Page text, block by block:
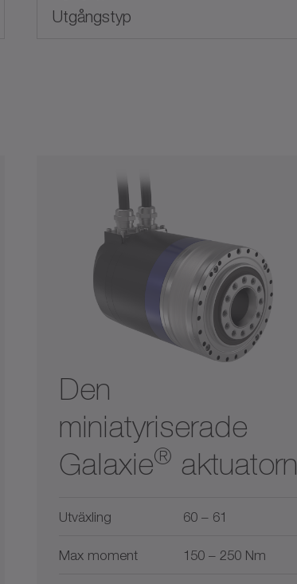
Utgångstyp
Den
miniatyriserade
Galaxie® aktuatorn
Utväxling 60 – 61
Max moment 150 – 250 Nm